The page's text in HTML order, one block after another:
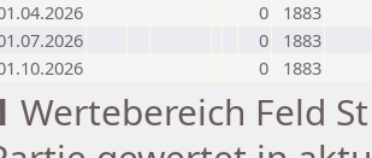
0
1883
0
1883
0 1883
Wertebereich Feld